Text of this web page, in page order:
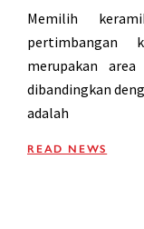
Memilih
pertimbangan
merupakan
dibandingkan
adalah
READ NEWS